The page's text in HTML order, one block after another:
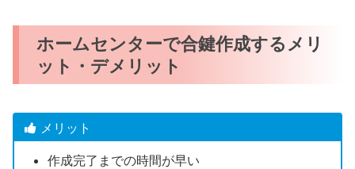
ホームセンターで合鍵作成するメリ
ット・デメリット
メリット
作成完了までの時間が早い